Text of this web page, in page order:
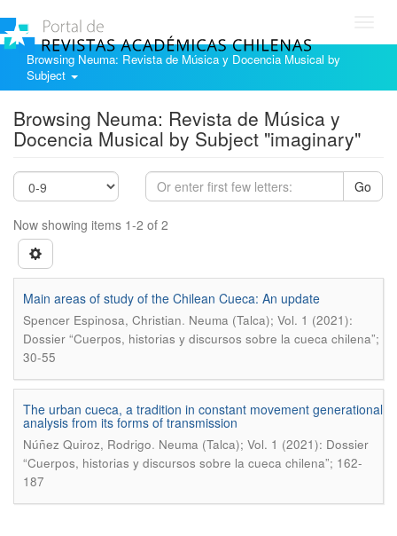
Browsing Neuma: Revista de Música y Docencia Musical by
Subject
Browsing Neuma: Revista de Música y
Docencia Musical by Subject "imaginary"
Go
Now showing items 1-2 of 2
Main areas of study of the Chilean Cueca: An update
Spencer Espinosa, Christian. Neuma (Talca); Vol. 1 (2021):
Dossier “Cuerpos, historias y discursos sobre la cueca chilena”;
30-55
The urban cueca, a tradition in constant movement generational
analysis from its forms of transmission
Núñez Quiroz, Rodrigo. Neuma (Talca); Vol. 1 (2021): Dossier
“Cuerpos, historias y discursos sobre la cueca chilena”; 162-
187